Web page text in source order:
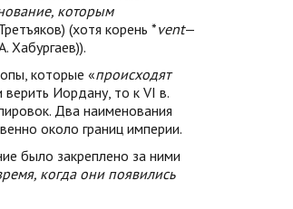
которым
(хотя корень *vent—
Хабургаев)).
которые «происходят
верить Иордану, то к VI в.
Два наименования
около границ империи.
было закреплено за ними
когда они появились